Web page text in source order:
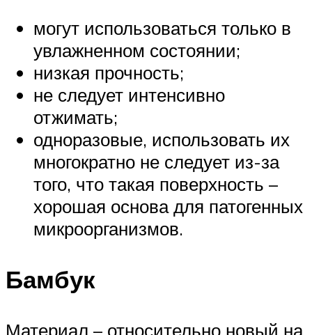
могут использоваться только в
увлажненном состоянии;
низкая прочность;
не следует интенсивно
отжимать;
одноразовые, использовать их
многократно не следует из-за
того, что такая поверхность –
хорошая основа для патогенных
микроорганизмов.
Бамбук
Материал – относительно новый на